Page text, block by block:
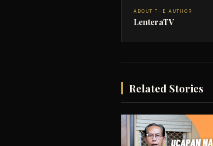
ABOUT THE AUTHOR
LenteraTV
Related Stories